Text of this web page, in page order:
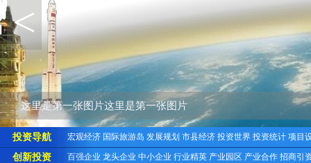
这里是第一张图片这里是第一张图片
<
投资导航 宏观经济 国际旅游岛 发展规划 市县经济 投资世界 投资统计 项目
创新投资 百强企业 龙头企业 中小企业 行业精英 产业园区 产业合作 招商引